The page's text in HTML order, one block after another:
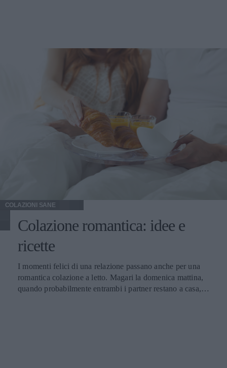
COLAZIONI SANE
Colazione romantica: idee e
ricette
I momenti felici di una relazione passano anche per una
romantica colazione a letto. Magari la domenica mattina,
quando probabilmente entrambi i partner restano a casa,